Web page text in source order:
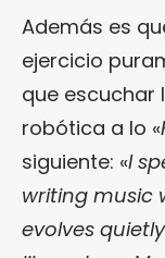
Además es
ejercicio
que escuchar
robótica a lo «
siguiente: «I
writing music
evolves